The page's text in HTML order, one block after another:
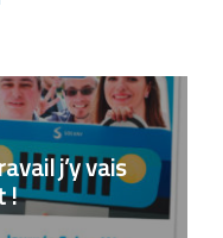
j’y vais
!